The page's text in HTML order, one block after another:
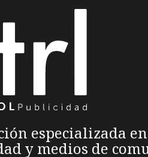
especializada
y medios de